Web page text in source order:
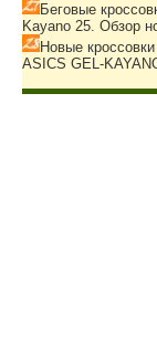
Беговые
Kayano 25. Обзор
Новые
ASICS GEL-